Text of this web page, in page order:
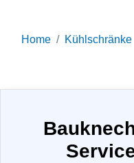
Home Kühlschränke